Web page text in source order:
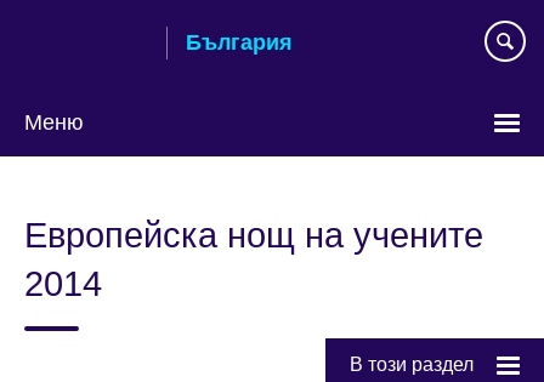
България
Меню
Европейска нощ на учените
2014
В този раздел